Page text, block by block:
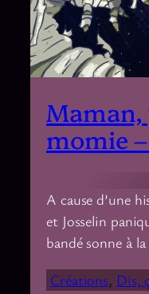
Maman,
momie
A cause d’une
et Josselin
bandé sonne à
Créations, Dis,